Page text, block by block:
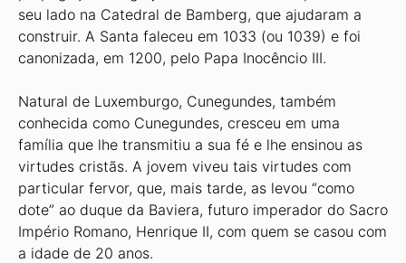
seu lado na Catedral de Bamberg, que ajudaram a
construir. A Santa faleceu em 1033 (ou 1039) e foi
canonizada, em 1200, pelo Papa Inocêncio III.
Natural de Luxemburgo, Cunegundes, também
conhecida como Cunegundes, cresceu em uma
família que lhe transmitiu a sua fé e lhe ensinou as
virtudes cristãs. A jovem viveu tais virtudes com
particular fervor, que, mais tarde, as levou “como
dote” ao duque da Baviera, futuro imperador do Sacro
Império Romano, Henrique II, com quem se casou com
a idade de 20 anos.